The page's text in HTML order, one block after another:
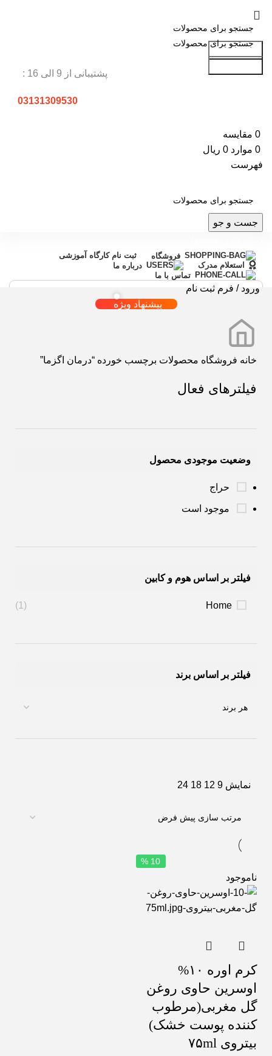
جست و جو
پشتیبانی از 9 الی 16 :
03131309530
0 مقایسه
0 موارد 0 ریال
فهرست
جست و جو
فروشگاه
ثبت نام کارگاه آموزشی
استعلام مدرک
درباره ما
تماس با ما
ورود / فرم ثبت نام
پیشنهاد ویژه
خانه فروشگاه محصولات برچسب خورده “درمان اگزما”
فیلترهای فعال
وضعیت موجودی محصول
حراج
موجود است
فیلتر بر اساس هوم و کابین
Home
(1)
فیلتر بر اساس برند
نمایش 9
12
18
24
ناموجود
10 %
کرم اوره ۱۰%
اوسرین حاوی روغن
گل مغربی(مرطوب
کننده پوست خشک)
بیتروی ۷۵ml